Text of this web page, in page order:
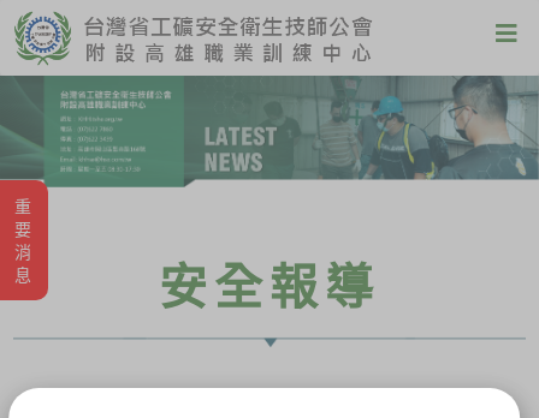
重要消息 安全報導